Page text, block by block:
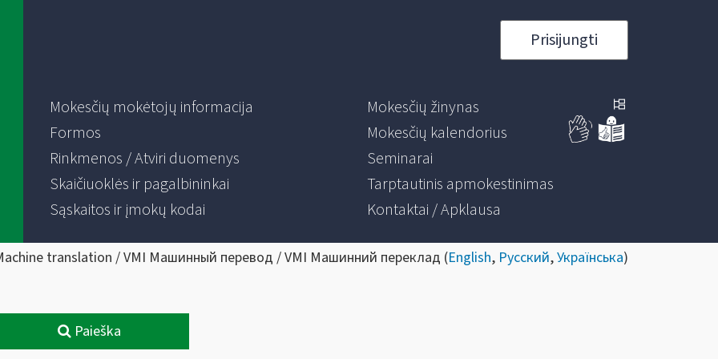
Prisijungti
Mokesčių mokėtojų informacija
Formos
Rinkmenos / Atviri duomenys
Skaičiuoklės ir pagalbininkai
Sąskaitos ir įmokų kodai
Mokesčių žinynas
Mokesčių kalendorius
Seminarai
Tarptautinis apmokestinimas
Kontaktai / Apklausa
translation / VMI Машинный перевод / VMI Машинний переклад (English, Русский,Українська)
Paieška